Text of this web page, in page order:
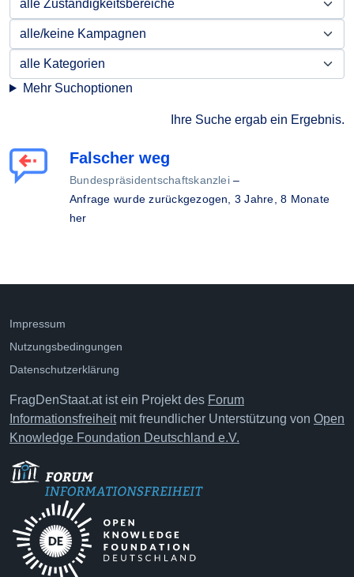
Mehr Suchoptionen
Ihre Suche ergab ein Ergebnis.
Falscher weg
Bundespräsidentschaftskanzlei–
Anfrage wurde zurückgezogen, 3 Jahre, 8 Monate
her
Impressum
Nutzungsbedingungen
Datenschutzerklärung
FragDenStaat.at ist ein Projekt des Forum
Informationsfreiheitmit freundlicher Unterstützung von Open
Knowledge Foundation Deutschland e.V.